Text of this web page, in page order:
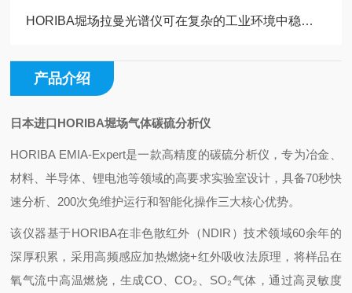
HORIBA堀场拉曼光谱仪可在复杂的工业环境中稳定运行
产品介绍
日本进口HORIBA堀场气体碳硫分析仪
‌HORIBA EMIA-Expert是一款高精度的碳硫分析仪，专为冶金、
材料、半导体、锂电池等领域的高要求实验室设计，具备70秒快
速分析、200次免维护运行和智能化操作三大核心优势‌。
该仪器基于HORIBA在非色散红外（NDIR）技术领域60余年的
深厚积累，采用高频感应加热燃烧+红外吸收法原理，将样品在
氧气流中高温燃烧，生成CO、CO₂、SO₂气体，通过高灵敏度